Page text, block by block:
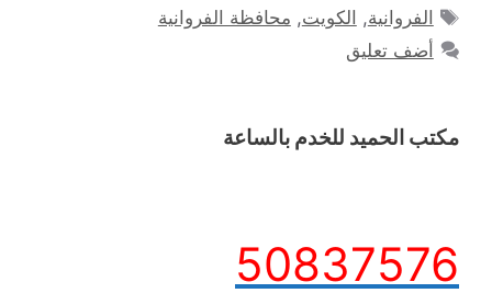
الوسوم
الفروانية, الكويت, محافظة الفروانية
أضف تعليق
مكتب الحميد للخدم بالساعة
50837576